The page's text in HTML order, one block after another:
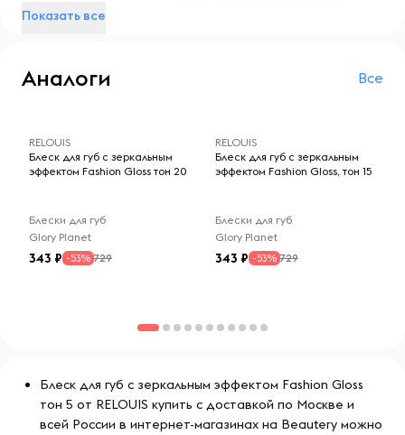
Вес, г
Показать все
Аналоги Все
RELOUIS
Блеск для губ с зеркальным
эффектом Fashion Gloss тон 20
Блески для губ
Glory Planet
343 -53% 729
RELOUIS
Блеск для губ с зеркальным
эффектом Fashion Gloss, тон 15
Блески для губ
Glory Planet
343 -53% 729
Блеск для губ с зеркальным эффектом Fashion Gloss
тон 5 от RELOUIS купить с доставкой по Москве и
всей России в интернет-магазинах на Beautery можно